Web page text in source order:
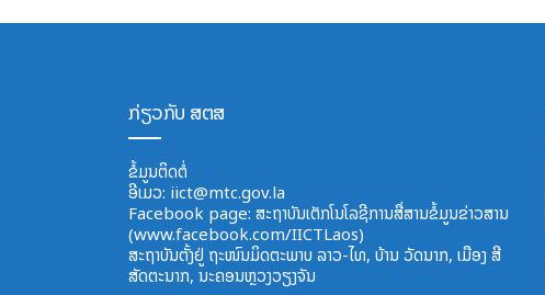
ກ່ຽວກັບ ສຕສ
ຂໍ້ມູນຕິດຕໍ່
ອີ​ເມວ: iict@mtc.gov.la
Facebook page: ສະຖາບັນເຕັກໂນໂລຊີການສື່ສານຂໍ້ມູນຂ່າວສານ
(www.facebook.com/IICTLaos)
ສະ​ຖາ​ບັນ​ຕັ້ງຢູ່ ຖະໜົນມິດຕະພາບ​ ລາວ​-ໄທ, ບ້ານ ວັດ​ນາກ, ​ເມືອງ ສີ​
ສັດຕະ​ນາກ, ນະຄອນຫຼວງວຽງຈັນ